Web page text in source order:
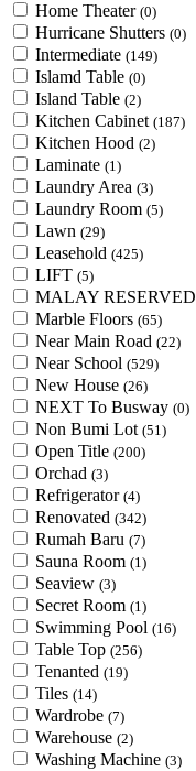
Home Theater (0)
Hurricane Shutters (0)
Intermediate (149)
Islamd Table (0)
Island Table (2)
Kitchen Cabinet (187)
Kitchen Hood (2)
Laminate (1)
Laundry Area (3)
Laundry Room (5)
Lawn (29)
Leasehold (425)
LIFT (5)
MALAY RESERVED
Marble Floors (65)
Near Main Road (22)
Near School (529)
New House (26)
NEXT To Busway (0)
Non Bumi Lot (51)
Open Title (200)
Orchad (3)
Refrigerator (4)
Renovated (342)
Rumah Baru (7)
Sauna Room (1)
Seaview (3)
Secret Room (1)
Swimming Pool (16)
Table Top (256)
Tenanted (19)
Tiles (14)
Wardrobe (7)
Warehouse (2)
Washing Machine (3)